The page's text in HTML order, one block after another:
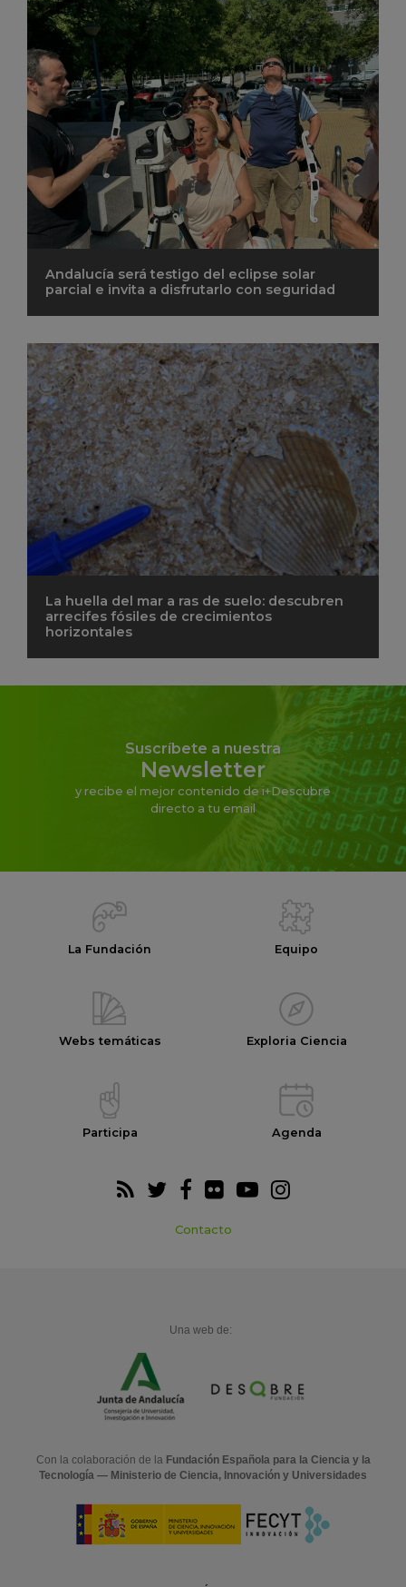
Andalucía será testigo del eclipse solar
parcial e invita a disfrutarlo con seguridad
La huella del mar a ras de suelo: descubren
arrecifes fósiles de crecimientos
horizontales
Suscríbete a nuestra
Newsletter
y recibe el mejor contenido de i+Descubre
directo a tu email
La Fundación Equipo
Webs temáticas Exploria Ciencia
Participa Agenda
Contacto
Una web de:
Con la colaboración de la Fundación Española para la Ciencia y la
Tecnología — Ministerio de Ciencia, Innovación y Universidades